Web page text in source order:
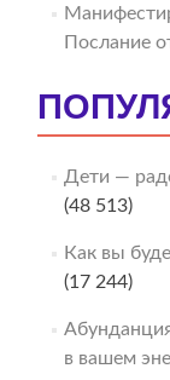
Послание
Дети —
(48 513)
Как вы
(17 244)
в вашем